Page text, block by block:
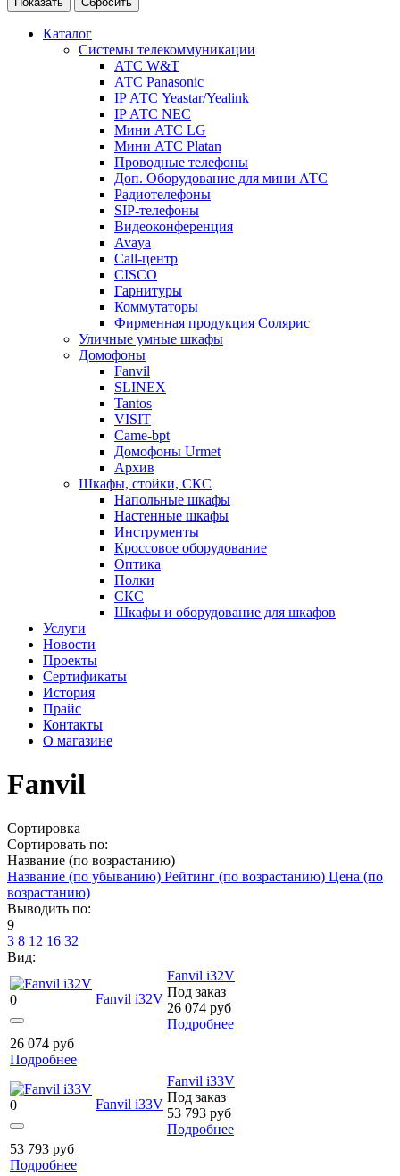
Каталог
Системы телекоммуникации
АТС W&T
АТС Panasonic
IP АТС Yeastar/Yealink
IP АТС NEC
Мини АТС LG
Мини АТС Platan
Проводные телефоны
Доп. Оборудование для мини АТС
Радиотелефоны
SIP-телефоны
Видеоконференция
Avaya
Call-центр
CISCO
Гарнитуры
Коммутаторы
Фирменная продукция Солярис
Уличные умные шкафы
Домофоны
Fanvil
SLINEX
Tantos
VISIT
Came-bpt
Домофоны Urmet
Архив
Шкафы, стойки, СКС
Напольные шкафы
Настенные шкафы
Инструменты
Кроссовое оборудование
Оптика
Полки
СКС
Шкафы и оборудование для шкафов
Услуги
Новости
Проекты
Сертификаты
История
Прайс
Контакты
О магазине
Fanvil
Сортировка
Сортировать по:
Название (по возрастанию)
Название (по убыванию) Рейтинг (по возрастанию) Цена (по
возрастанию)
Выводить по:
9
3 8 12 16 32
Вид:
0 Fanvil i32V
Fanvil i32V
Под заказ
26 074 руб
Подробнее
26 074 руб
Подробнее
0 Fanvil i33V
Fanvil i33V
Под заказ
53 793 руб
Подробнее
53 793 руб
Подробнее